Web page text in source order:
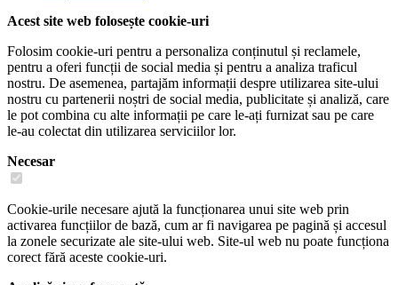
Acest site web folosește cookie-uri
Folosim cookie-uri pentru a personaliza conținutul și reclamele,
pentru a oferi funcții de social media și pentru a analiza traficul
nostru. De asemenea, partajăm informații despre utilizarea site-ului
nostru cu partenerii noștri de social media, publicitate și analiză, care
le pot combina cu alte informații pe care le-ați furnizat sau pe care
le-au colectat din utilizarea serviciilor lor.
Necesar
Cookie-urile necesare ajută la funcționarea unui site web prin
activarea funcțiilor de bază, cum ar fi navigarea pe pagină și accesul
la zonele securizate ale site-ului web. Site-ul web nu poate funcționa
corect fără aceste cookie-uri.